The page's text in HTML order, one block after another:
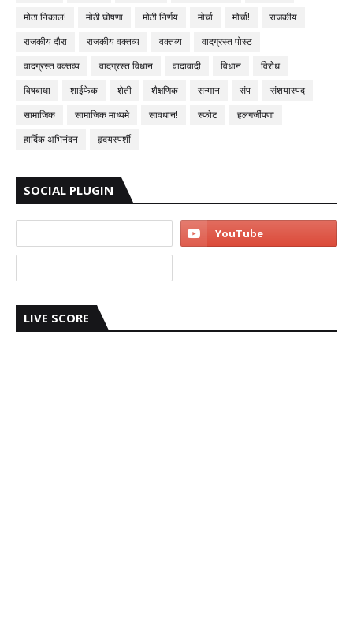
मोठा निकाल!
मोठी घोषणा मोठी निर्णय मोर्चा मोर्चा!
राजकीय
राजकीय दौरा
राजकीय वक्तव्य वक्तव्य
वादग्रस्त पोस्ट
वादग्रस्त वक्तव्य
वादग्रस्त विधान वादावादी विधान
विरोध
विषबाधा
शाईफेक शेती शैक्षणिक सन्मान संप
संशयास्पद
सामाजिक
सामाजिक माध्यमे सावधान! स्फोट
हलगर्जीपणा
हार्दिक अभिनंदन
हृदयस्पर्शी
SOCIAL PLUGIN
LIVE SCORE